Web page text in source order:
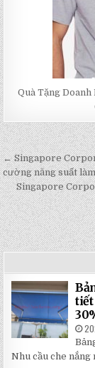
Quà Tặng
Post
← Singapore
cường năng suất
Singapore
tiết
Nhu cầu che nắng